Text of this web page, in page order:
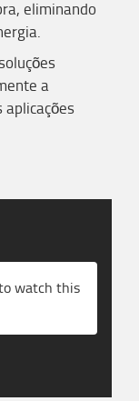
eliminando
a
aplicações
watch this